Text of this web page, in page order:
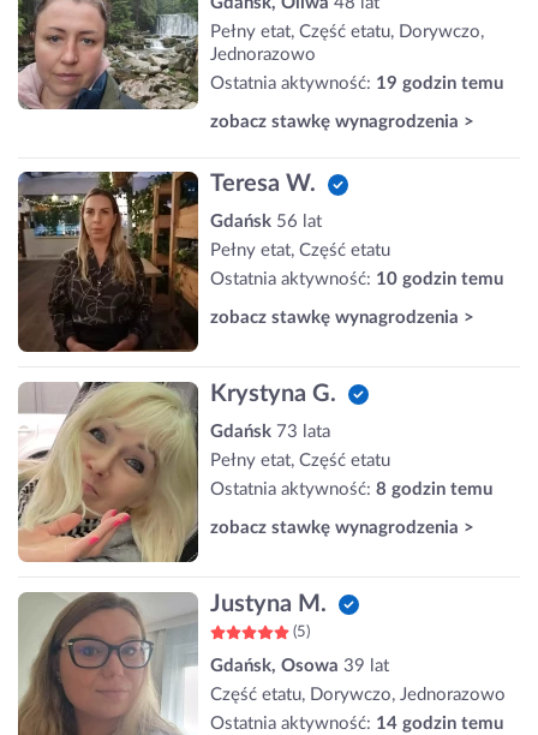
Pełny etat, Część etatu, Dorywczo,
Jednorazowo
Ostatnia aktywność: 19 godzin temu
zobacz stawkę wynagrodzenia >
Teresa W.
Gdańsk 56 lat
Pełny etat, Część etatu
Ostatnia aktywność: 10 godzin temu
zobacz stawkę wynagrodzenia >
Krystyna G.
Gdańsk 73 lata
Pełny etat, Część etatu
Ostatnia aktywność: 8 godzin temu
zobacz stawkę wynagrodzenia >
Justyna M.
(5)
Gdańsk, Osowa 39 lat
Część etatu, Dorywczo, Jednorazowo
Ostatnia aktywność: 14 godzin temu